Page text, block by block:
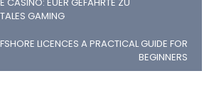
GAMING
LICENCES A PRACTICAL GUIDE FOR
BEGINNERS